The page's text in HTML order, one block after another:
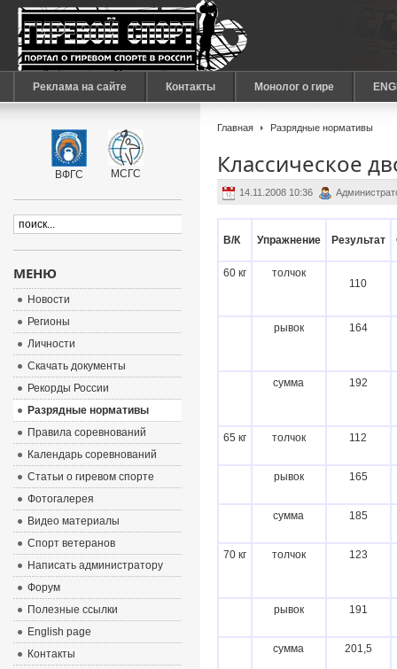
Реклама на сайте Контакты Монолог о гире
Главная Разрядные нормативы
Классическое
14.11.2008 10:36
В/К Упражнение Результат
60 кг
толчок
110
рывок 164
сумма 192
65 кг толчок 112
рывок 165
сумма 185
70 кг толчок 123
рывок 191
сумма 201,5
ВФГС МСГС
МЕНЮ
Новости
Регионы
Личности
Скачать документы
Рекорды России
Разрядные нормативы
Правила соревнований
Календарь соревнований
Статьи о гиревом спорте
Фотогалерея
Видео материалы
Спорт ветеранов
Написать администратору
Форум
Полезные ссылки
English page
Контакты